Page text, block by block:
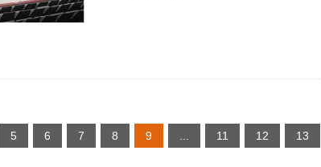
5 6 7 8 9 11 12 13